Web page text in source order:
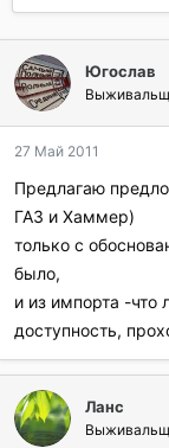
т
о
р
т
е
м
ы
т
а
а
ч
а
Югослав
27 Май 2011
Предлагаю
ГАЗ и Хаммер)
только с
было,
и из импорта -что
доступность,
Ланс